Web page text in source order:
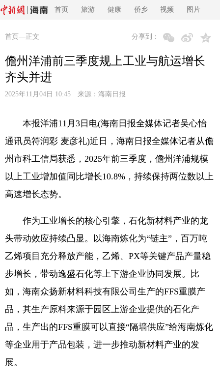
首页 旅游 健康 侨乡 视频 图片
首页 —正文 分享到：
儋州洋浦前三季度规上工业与航运增长
齐头并进
2025年11月04日 10:45 来源： 海南日报
本报洋浦11月3日电(海南日报全媒体记者吴心怡
通讯员符润彩 麦彦礼)近日，海南日报全媒体记者从儋
州市科工信局获悉，2025年前三季度，儋州洋浦规模
以上工业增加值同比增长10.8%，持续保持两位数以上
高速增长态势。
作为工业增长的核心引擎，石化新材料产业的龙
头带动效应持续凸显。以海南炼化为“链主”，百万吨
乙烯项目充分释放产能，乙烯、PX等关键产品产量稳
步增长，带动逸盛石化等上下游企业协同发展。比
如，海南众扬新材料科技有限公司生产的FFS重膜产
品，其生产原料来源于园区上游企业提供的石化产
品，生产出的FFS重膜可以直接“隔墙供应”给海南炼化
等企业用于产品包装，进一步推动新材料产业的发
展。